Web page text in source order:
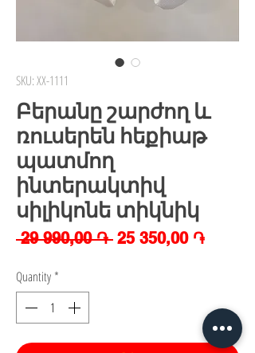
SKU: XX-1111
Բերանը շարժող և
ռուսերեն հեքիաթ
պատմող
ինտերակտիվ
սիլիկոնե տիկնիկ
29 990,00 ֏ Regular
25 350,00 ֏Sale
Quantity *